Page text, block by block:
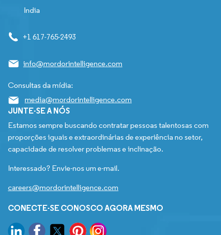
India
+1 617-765-2493
info@mordorintelligence.com
Consultas da mídia:
media@mordorintelligence.com
JUNTE-SE A NÓS
Estamos sempre buscando contratar pessoas talentosas com
proporções iguais e extraordinárias de experiência no setor,
capacidade de resolver problemas e inclinação.
Interessado? Envie-nos um e-mail.
careers@mordorintelligence.com
CONECTE-SE CONOSCO AGORA MESMO